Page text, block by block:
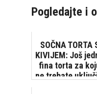
Pogledajte i
SOČNA TORTA
KIVIJEM: Još
fina torta za
ne trebate